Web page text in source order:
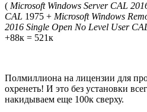
( Microsoft Windows Server CAL
CAL 1975 + Microsoft Windows
2016 Single Open No Level User
+88к = 521к
Полмиллиона на лицензии для
охренеть! И это без установки
накидываем еще 100к сверху.